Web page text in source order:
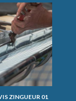
ZINGUEUR 01